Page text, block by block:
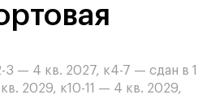
3 — 4 кв. 2027, к4-7 — сдан в 1
2029, к10-11 — 4 кв. 2029,